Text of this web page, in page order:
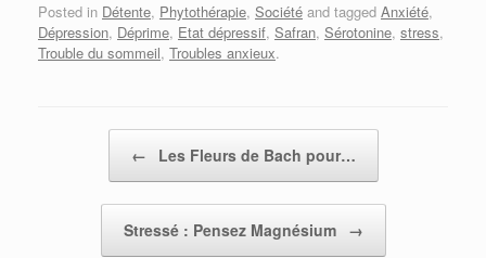
Posted in Détente, Phytothérapie, Société and tagged Anxiété,
Dépression, Déprime, Etat dépressif, Safran, Sérotonine, stress,
Trouble du sommeil, Troubles anxieux.
Post navigation
← Les Fleurs de Bach pour…
Stressé : Pensez Magnésium →